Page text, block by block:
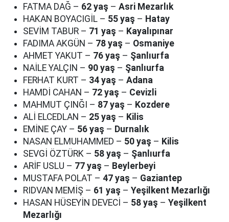
FATMA DAĞ – 62 yaş – Asri Mezarlık
HAKAN BOYACIGİL – 55 yaş – Hatay
SEVİM TABUR – 71 yaş – Kayalıpınar
FADIMA AKGÜN – 78 yaş – Osmaniye
AHMET YAKUT – 76 yaş – Şanlıurfa
NAİLE YALÇIN – 90 yaş – Şanlıurfa
FERHAT KURT – 34 yaş – Adana
HAMDİ CAHAN – 72 yaş – Cevizli
MAHMUT ÇINĞI – 87 yaş – Kozdere
ALİ ELCEDLAN – 25 yaş – Kilis
EMİNE ÇAY – 56 yaş – Durnalık
NASAN ELMUHAMMED – 50 yaş – Kilis
SEVGİ ÖZTÜRK – 58 yaş – Şanlıurfa
ARİF USLU – 77 yaş – Beylerbeyi
MUSTAFA POLAT – 47 yaş – Gaziantep
RIDVAN MEMİŞ – 61 yaş – Yeşilkent Mezarlığı
HASAN HÜSEYİN DEVECİ – 58 yaş – Yeşilkent
Mezarlığı